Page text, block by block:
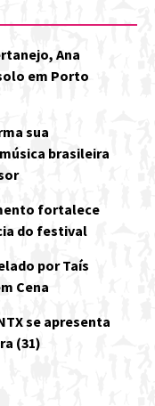
Ana
em Porto
sua
brasileira
fortalece
do festival
por Taís
Cena
se apresenta
(31)